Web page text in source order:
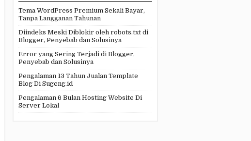
Tema WordPress Premium Sekali Bayar,
Tanpa Langganan Tahunan
Diindeks Meski Diblokir oleh robots.txt di
Blogger, Penyebab dan Solusinya
Error yang Sering Terjadi di Blogger,
Penyebab dan Solusinya
Pengalaman 13 Tahun Jualan Template
Blog Di Sugeng.id
Pengalaman 6 Bulan Hosting Website Di
Server Lokal